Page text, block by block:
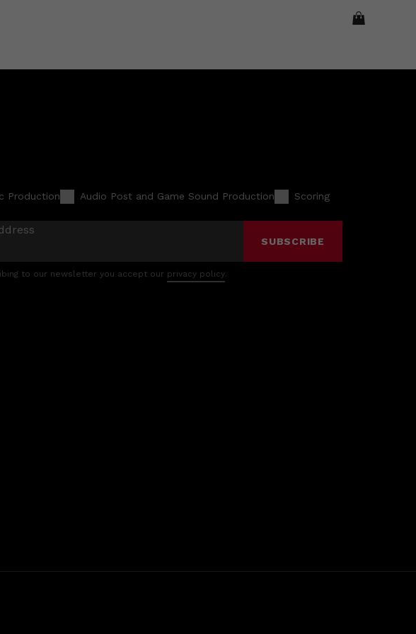
Production Audio Post and Game Sound Production Scoring
SUBSCRIBE
to our newsletter you accept our privacy policy.